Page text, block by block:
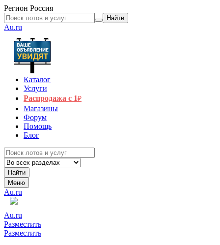
Регион Россия
Найти
Au.ru
Каталог
Услуги
Распродажа с 1₽
Магазины
Форум
Помощь
Блог
Найти
Меню
Au.ru
Au.ru
Разместить
Разместить